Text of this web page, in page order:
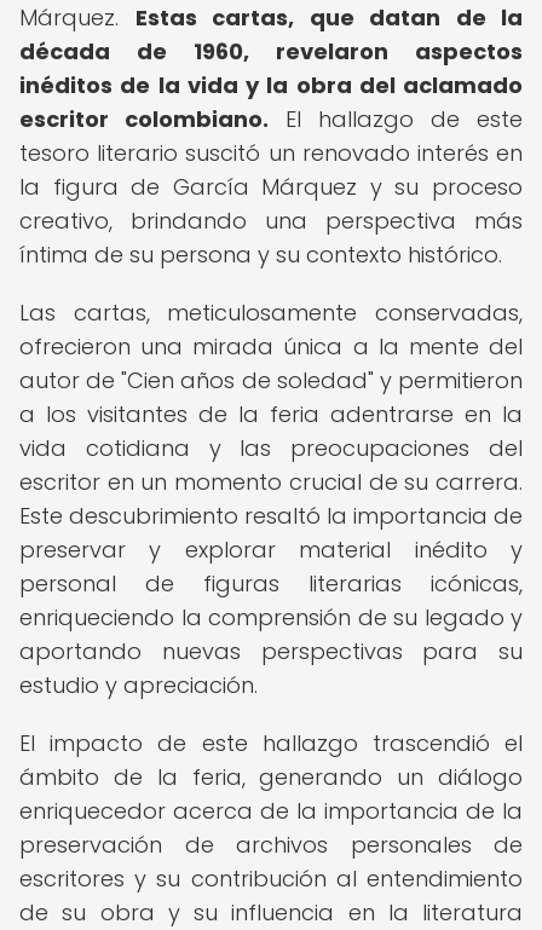
Márquez. Estas cartas, que datan de la
década de 1960, revelaron aspectos
inéditos de la vida y la obra del aclamado
escritor colombiano. El hallazgo de este
tesoro literario suscitó un renovado interés en
la figura de García Márquez y su proceso
creativo, brindando una perspectiva más
íntima de su persona y su contexto histórico.
Las cartas, meticulosamente conservadas,
ofrecieron una mirada única a la mente del
autor de "Cien años de soledad" y permitieron
a los visitantes de la feria adentrarse en la
vida cotidiana y las preocupaciones del
escritor en un momento crucial de su carrera.
Este descubrimiento resaltó la importancia de
preservar y explorar material inédito y
personal de figuras literarias icónicas,
enriqueciendo la comprensión de su legado y
aportando nuevas perspectivas para su
estudio y apreciación.
El impacto de este hallazgo trascendió el
ámbito de la feria, generando un diálogo
enriquecedor acerca de la importancia de la
preservación de archivos personales de
escritores y su contribución al entendimiento
de su obra y su influencia en la literatura